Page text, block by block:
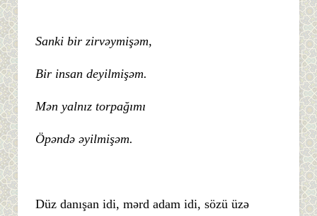
Sanki bir zirvəymişəm,
Bir insan deyilmişəm.
Mən yalnız torpağımı
Öpəndə əyilmişəm.
Düz danışan idi, mərd adam idi, sözü üzə